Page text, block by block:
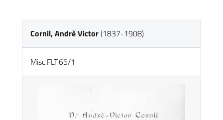
Cornil, Andrè Victor(1837-1908)
Misc.FLT.65/1